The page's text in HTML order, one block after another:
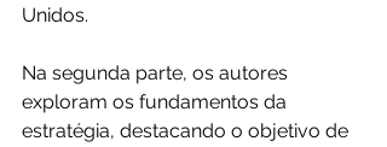
Unidos.
Na segunda parte, os autores
exploram os fundamentos da
estratégia, destacando o objetivo de